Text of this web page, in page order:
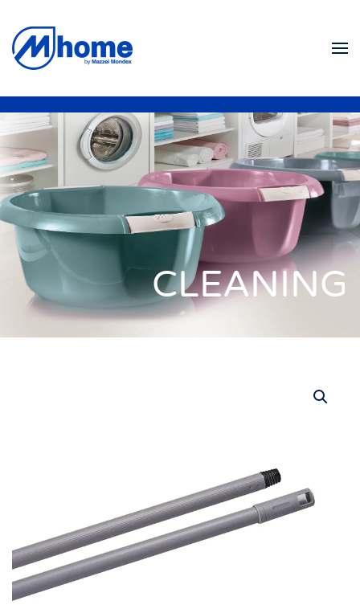
Ir al contenido principal
CLEANING